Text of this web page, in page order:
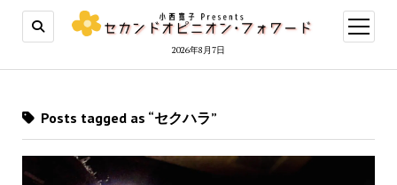
2026年8月7日
open
menu
Posts tagged as “セクハラ”